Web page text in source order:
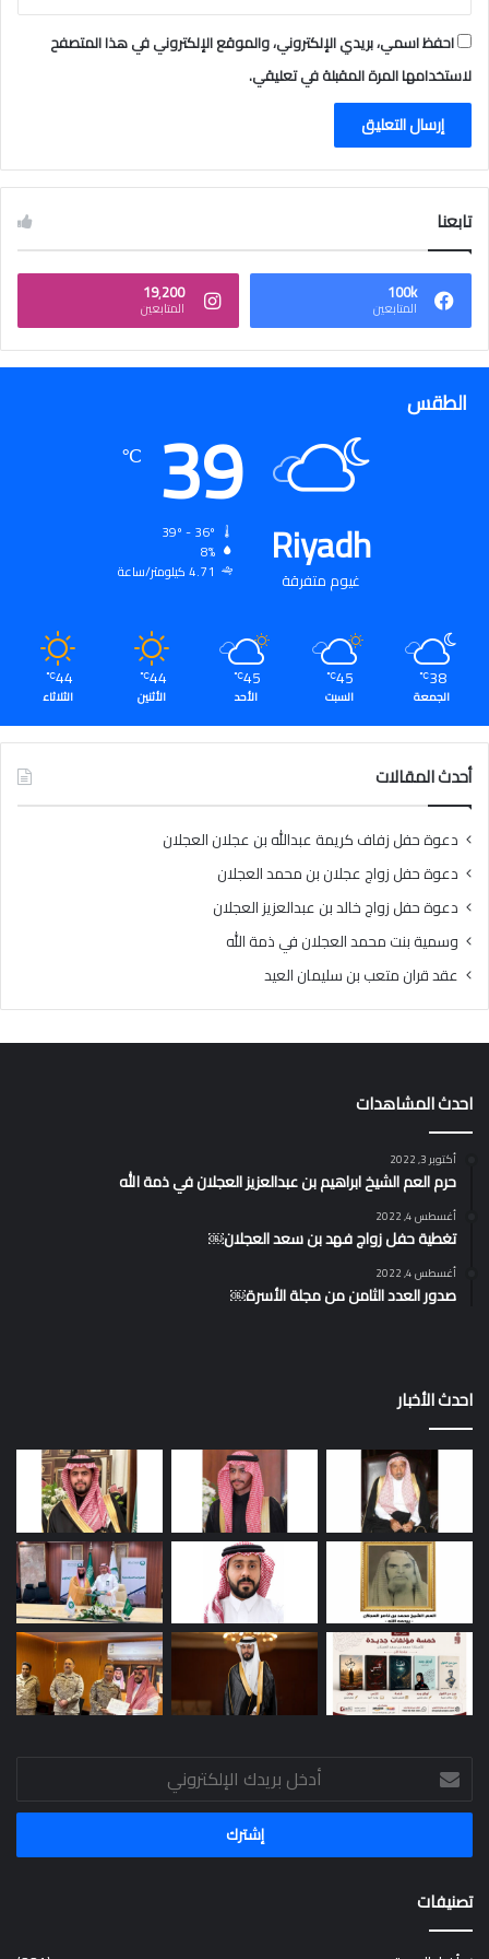
احفظ اسمي، بريدي الإلكتروني، والموقع الإلكتروني في هذا المتصفح
لاستخدامها المرة المقبلة في تعليقي.
تابعنا
100k
المتابعين
19٬200
المتابعين
الطقس
Riyadh
غيوم متفرقة
39
℃
8%
4.71 كيلومتر/ساعة
38
℃
الجمعة
45
℃
السبت
45
℃
الأحد
44
℃
الأثنين
44
℃
الثلاثاء
أحدث المقالات
دعوة حفل زفاف كريمة عبدالله بن عجلان العجلان
دعوة حفل زواج عجلان بن محمد العجلان
دعوة حفل زواج خالد بن عبدالعزيز العجلان
وسمية بنت محمد العجلان في ذمة الله
عقد قران متعب بن سليمان العيد
احدث المشاهدات
أكتوبر 3, 2022
حرم العم الشيخ ابراهيم بن عبدالعزيز العجلان في ذمة الله
أغسطس 4, 2022
تغطية حفل زواج فهد بن سعد العجلان￼
أغسطس 4, 2022
صدور العدد الثامن من مجلة الأسرة￼
احدث الأخبار
أدخل
بريدك
الإلكتروني
تصنيفات